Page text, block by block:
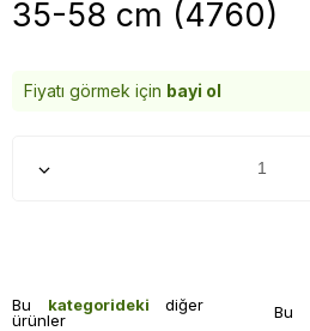
35-58 cm (4760)
Fiyatı görmek için bayi ol
Bu kategorideki
diğer
ürünler
Bu